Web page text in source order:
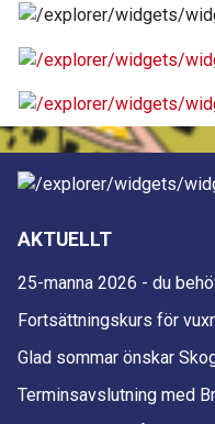
AKTUELLT
25-manna 2026 - du
Fortsättningskurs för
Glad sommar önskar
Terminsavslutning med